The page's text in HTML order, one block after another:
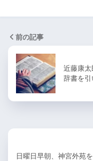
前の記事
近藤康太
辞書を引
日曜日早朝、神宮外苑